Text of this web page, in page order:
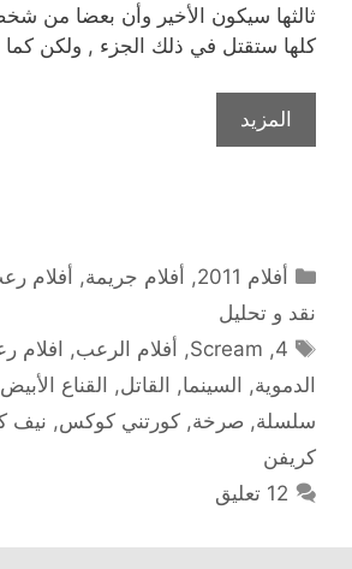
ثالثها سيكون الأخير وأن بعضا من
كلها ستقتل في ذلك الجزء , ولكن كما
المزيد
التصنيفات
أفلام 2011 , أفلام جريمة, أفلام
نقد و تحليل
الوسوم
4
,
Scream
, أفلام الرعب, افلام
الدموية, السينما, القاتل, القناع الأبيض
سلسلة, صرخة, كورتني كوكس, نيف
كريفن
12 تعليق